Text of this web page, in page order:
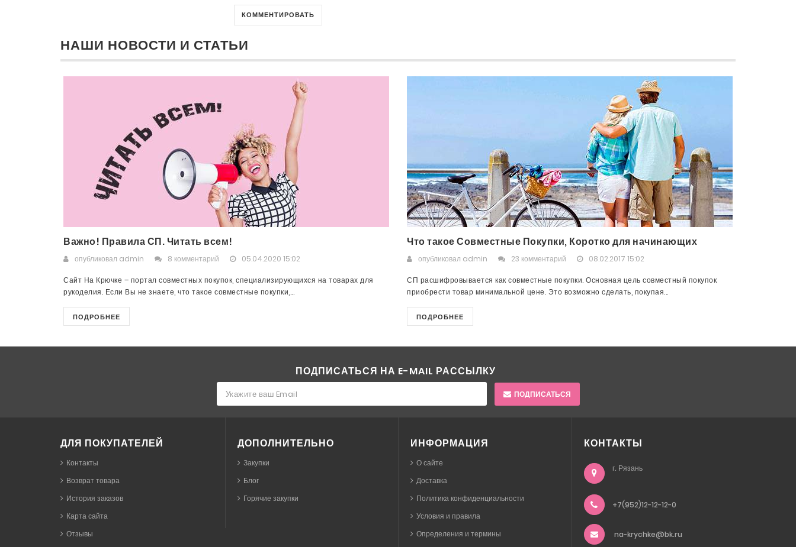
НАШИ НОВОСТИ И СТАТЬИ
Важно! Правила СП. Читать всем!
опубликовал admin 8 комментарий 05.04.2020 15:02
Сайт На Крючке – портал совместных покупок, специализирующихся на товарах для
рукоделия. Если Вы не знаете, что такое совместные покупки,...
ПОДРОБНЕЕ
Что такое Совместные Покупки, Коротко для начинающих
опубликовал admin 23 комментарий 08.02.2017 15:02
СП расшифровывается как совместные покупки. Основная цель совместный покупок
приобрести товар минимальной цене. Это возможно сделать, покупая...
ПОДРОБНЕЕ
ПОДПИСАТЬСЯ НА E-MAIL РАССЫЛКУ
ПОДПИСАТЬСЯ
ДЛЯ ПОКУПАТЕЛЕЙ
Контакты
Возврат товара
История заказов
Карта сайта
Отзывы
ДОПОЛНИТЕЛЬНО
Закупки
Блог
Горячие закупки
ИНФОРМАЦИЯ
О сайте
Доставка
Политика конфиденциальности
Условия и правила
Определения и термины
КОНТАКТЫ
г. Рязань
+7(952)12-12-12-0
na-krychke@bk.ru